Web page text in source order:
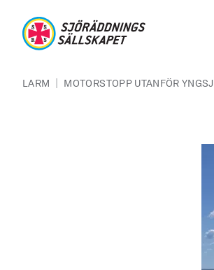
LARM | MOTORSTOPP UTANFÖR